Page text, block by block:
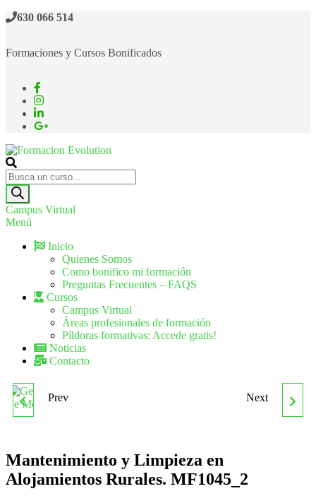
630 066 514
Formaciones y Cursos Bonificados
Formacion Evolution
Cursos de formación continua
Campus Virtual
Menú
Inicio
Quienes Somos
Como bonifico mi formación
Preguntas Frecuentes – FAQS
Cursos
Campus Virtual
Áreas profesionales de formación
Píldoras formativas: Accede gratis!
Noticias
Contacto
PROCESOS DE
Prev MF1048_2 SERVICIO DE
Next
Mantenimiento y Limpieza en
Alojamientos Rurales. MF1045_2